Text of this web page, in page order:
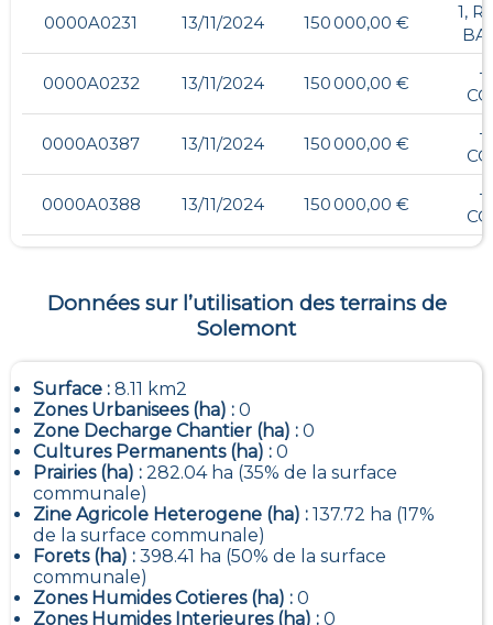
0000A0231 13/11/2024 150 000,00 €
1,
0000A0232 13/11/2024 150 000,00 €
-
0000A0387 13/11/2024 150 000,00 €
-
0000A0388 13/11/2024 150 000,00 €
-
Données sur l’utilisation des terrains de
Solemont
Surface : 8.11 km2
Zones Urbanisees (ha) : 0
Zone Decharge Chantier (ha) : 0
Cultures Permanents (ha) : 0
Prairies (ha) : 282.04 ha (35% de la surface
communale)
Zine Agricole Heterogene (ha) : 137.72 ha (17%
de la surface communale)
Forets (ha) : 398.41 ha (50% de la surface
communale)
Zones Humides Cotieres (ha) : 0
Zones Humides Interieures (ha) : 0